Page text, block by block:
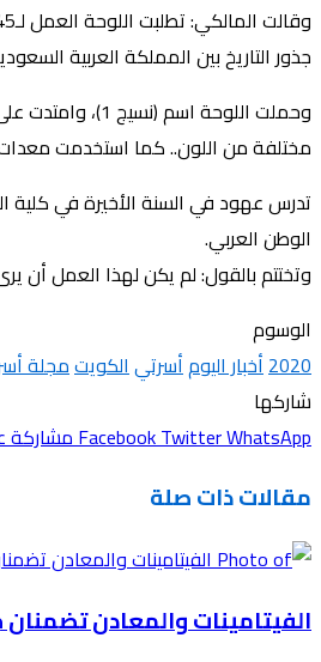
جذور التاريخ بين المملكة العربية
مختلفة من اللون.. كما استخدمت
تدرس عهود في السنة الأخيرة في كلية
الوطن العربي.
وتختتم بالقول: لم يكن لهذا العمل أن
الوسوم
2020أخبار اليومأسرتيالكويتمجلة
شاركها
FacebookTwitterWhatsApp مشاركة
مقالات ذات صلة
الفيتامينات والمعادن